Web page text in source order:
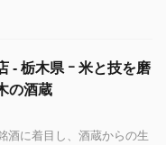
‐ 栃木県 ｰ 米と技を磨
の酒蔵
酒に着目し、酒蔵からの生